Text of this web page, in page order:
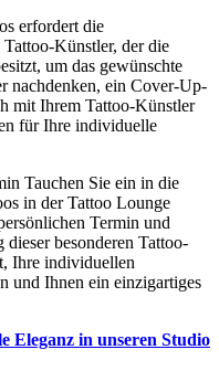
erfordert die
Künstler, der die
um das gewünschte
nachdenken, ein Cover-Up-
mit Ihrem Tattoo-Künstler
für Ihre individuelle
Tauchen Sie ein in die
in der Tattoo Lounge
Termin und
besonderen Tattoo-
Ihre individuellen
und Ihnen ein einzigartiges
Eleganz in unseren Studio